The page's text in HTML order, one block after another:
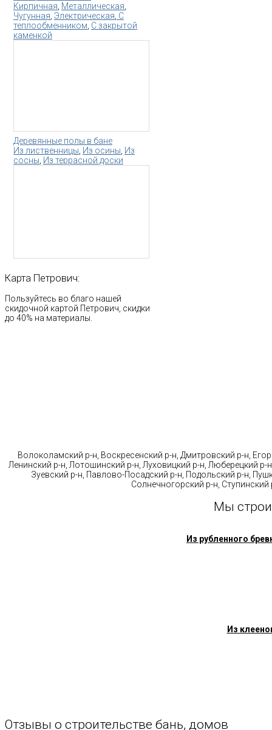
Кирпичная Металлическая
Чугунная Электрическая С
теплообменником С закрытой
каменкой
Деревянные полы в бане
Из лиственницы Из осины Из
сосны Из террасной доски
Карта Петрович:
Пользуйтесь во благо нашей
скидочной картой Петрович, скидки
до 40% на материалы.
Волоколамский р-н, Воскресенский р-н, Дмитровский р-н,
Ленинский р-н, Лотошинский р-н, Луховицкий р-н, Люберецкий
Зуевский р-н, Павлово-Посадский р-н, Подольский р-н,
Солнечногорский р-н,
Мы
Из рубленного
Из
Отзывы о строительстве бань, домов